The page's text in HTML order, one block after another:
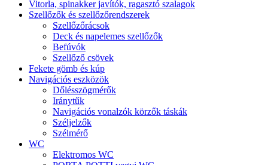
Vitorla, spinakker javítók, ragasztó szalagok
Szellőzők és szellőzőrendszerek
Szellőzőrácsok
Deck és napelemes szellőzők
Befúvók
Szellőző csövek
Fekete gömb és kúp
Navigációs eszközök
Dőlésszögmérők
Iránytűk
Navigációs vonalzók körzők táskák
Széljelzők
Szélmérő
WC
Elektromos WC